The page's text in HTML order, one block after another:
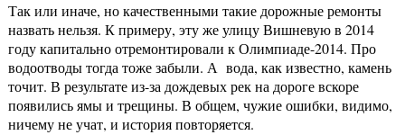
Так или иначе, но качественными такие дорожные ремонты
назвать нельзя. К примеру, эту же улицу Вишневую в 2014
году капитально отремонтировали к Олимпиаде-2014. Про
водоотводы тогда тоже забыли. А вода, как известно, камень
точит. В результате из-за дождевых рек на дороге вскоре
появились ямы и трещины. В общем, чужие ошибки, видимо,
ничему не учат, и история повторяется.